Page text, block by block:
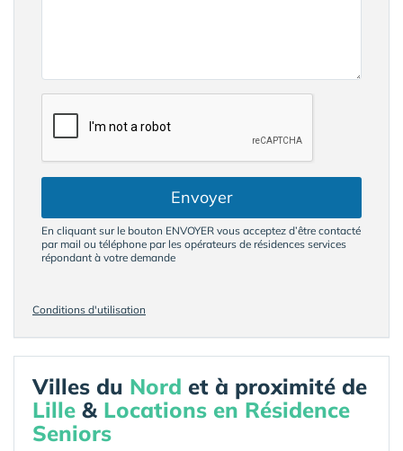
Envoyer
En cliquant sur le bouton ENVOYER vous acceptez d’être contacté
par mail ou téléphone par les opérateurs de résidences services
répondant à votre demande
Conditions d'utilisation
Villes du Nord et à proximité de
Lille & Locations en Résidence
Seniors